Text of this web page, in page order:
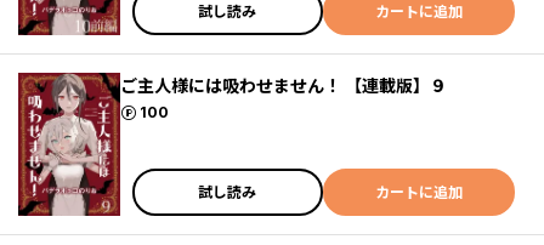
試し読み カートに追加
ご主人様には吸わせません！ 【連載版】９
100
ポイント
試し読み カートに追加